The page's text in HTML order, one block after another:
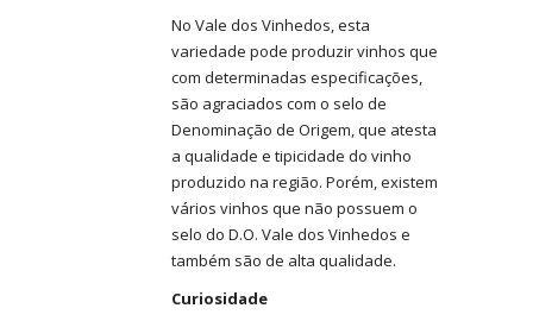
No Vale dos Vinhedos, esta
variedade pode produzir vinhos que
com determinadas especificações,
são agraciados com o selo de
Denominação de Origem, que atesta
a qualidade e tipicidade do vinho
produzido na região. Porém, existem
vários vinhos que não possuem o
selo do D.O. Vale dos Vinhedos e
também são de alta qualidade.
Curiosidade